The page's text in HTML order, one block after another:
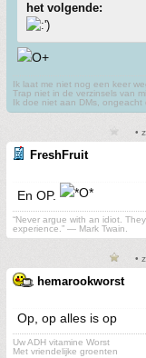
het volgende:
Ik laat me niet nog een keer
Trap niet in de verzinsels van
Ik doe niet aan DMs,
•
FreshFruit
En OP.
“Never argue with an idiot.
experience.” ― Mark Twain.
•
hemarookworst
Op, op alles is op
Uw ADH vitamine Worst
Met vriendelijke groenten